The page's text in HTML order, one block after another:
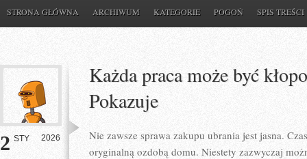
STRONA GŁÓWNA ARCHIWUM KATEGORIE POGOŃ SPIS TREŚCI
2 STY 2026
Każda praca może być
Pokazuje
Nie zawsze sprawa zakupu ubrania jest jasna.
oryginalną ozdobą domu. Niestety zazwyczaj